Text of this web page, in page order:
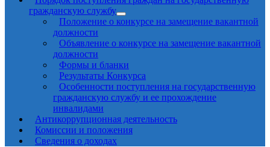
гражданскую службу
Положение о конкурсе на замещение вакантной
должности
Объявление о конкурсе на замещение вакантной
должности
Формы и бланки
Результаты Конкурса
Особенности поступления на государственную
гражданскую службу и ее прохождение
инвалидами
Антикоррупционная деятельность
Комиссии и положения
Сведения о доходах